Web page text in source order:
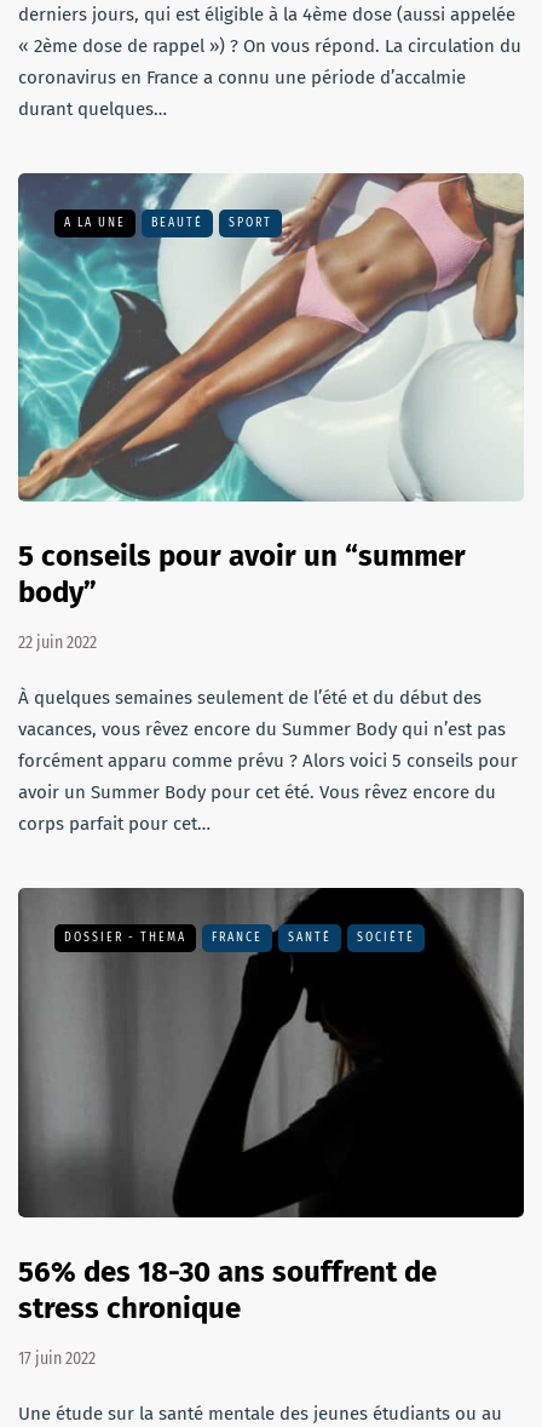
derniers jours, qui est éligible à la 4ème dose (aussi appelée
« 2ème dose de rappel ») ? On vous répond. La circulation du
coronavirus en France a connu une période d’accalmie
durant quelques…
A LA UNE BEAUTÉ SPORT
5 conseils pour avoir un “summer
body”
22 juin 2022
À quelques semaines seulement de l’été et du début des
vacances, vous rêvez encore du Summer Body qui n’est pas
forcément apparu comme prévu ? Alors voici 5 conseils pour
avoir un Summer Body pour cet été. Vous rêvez encore du
corps parfait pour cet…
DOSSIER - THEMA FRANCE SANTÉ SOCIÉTÉ
56% des 18-30 ans souffrent de
stress chronique
17 juin 2022
Une étude sur la santé mentale des jeunes étudiants ou au